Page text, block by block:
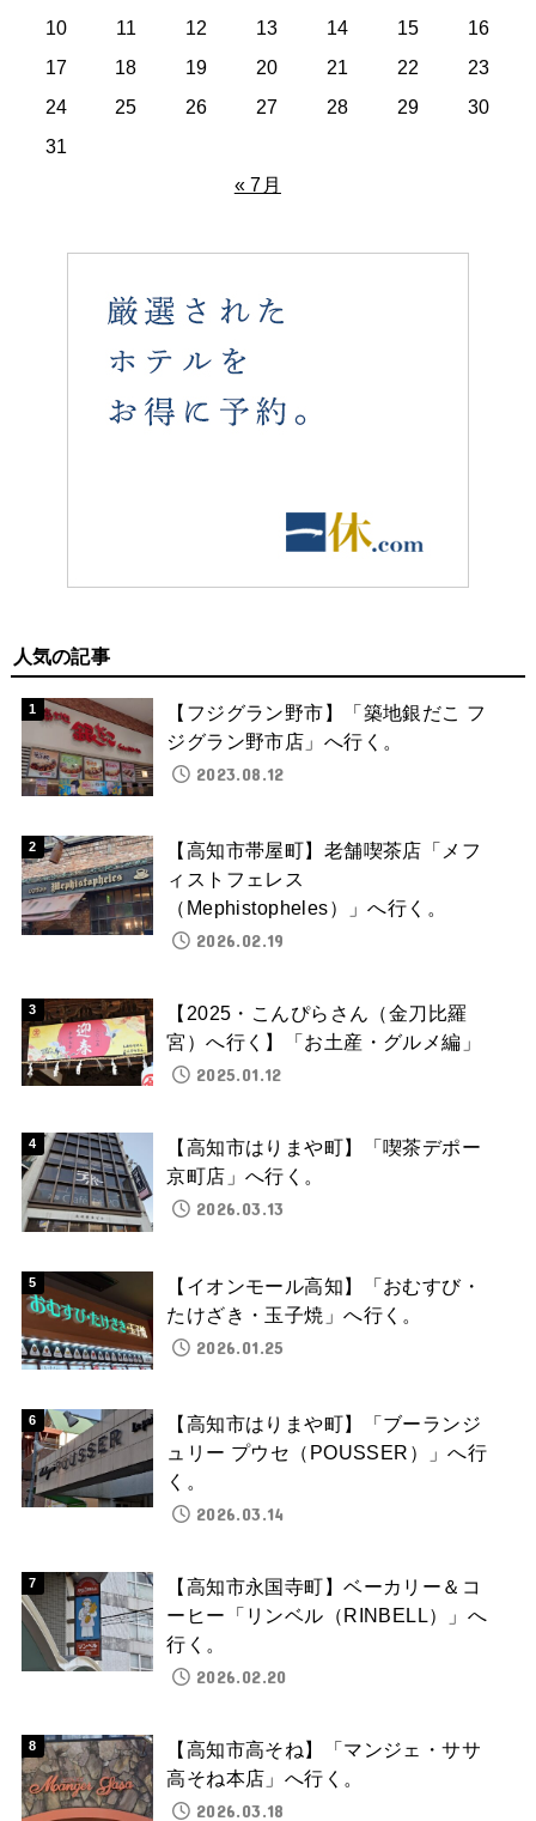
10
11 12 13 14 15
16
17
18 19 20 21 22
23
24
25 26 27 28 29
30
31
« 7月
人気の記事
【フジグラン野市】「築地銀だこ フ
ジグラン野市店」へ行く。
2023.08.12
【高知市帯屋町】老舗喫茶店「メフ
ィストフェレス
（Mephistopheles）」へ行く。
2026.02.19
【2025・こんぴらさん（金刀比羅
宮）へ行く】「お土産・グルメ編」
2025.01.12
【高知市はりまや町】「喫茶デポー
京町店」へ行く。
2026.03.13
【イオンモール高知】「おむすび・
たけざき・玉子焼」へ行く。
2026.01.25
【高知市はりまや町】「ブーランジ
ュリー プウセ（POUSSER）」へ行
く。
2026.03.14
【高知市永国寺町】ベーカリー＆コ
ーヒー「リンベル（RINBELL）」へ
行く。
2026.02.20
【高知市高そね】「マンジェ・ササ
高そね本店」へ行く。
2026.03.18